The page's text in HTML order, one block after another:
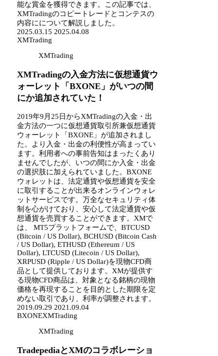
能な賞金を獲得できます。この記事では、
XMTradingのコピートレードとコンテスの
内容にについて解説しました。
2025.03.15 2025.04.08
XMTrading
XMTrading
XMTradingの入金方法に仮想通貨ウ
ォーレット「BXONE」がいつの間
にか追加されていた！
2019年9月25日からXMTradingの入金・出
金方法の一つに仮想通貨取引所兼仮想通貨
ウォーレット「BXONE」が追加されまし
た。より入金・出金の利便性が高まってい
ます。利用者への事前告知はまったくあり
ませんでしたが、いつの間にか入金・出金
の選択肢に加えられていました。BXONE
ウォレットは、法定通貨や仮想通貨を安全
に取引することが出来るオンラインウォレ
ットサービスです。万全なセキュリティ体
制を心がけており、安心して法定通貨や仮
想通貨を売買することができます。XMで
は、 MT5プラットフォームで、BTCUSD
(Bitcoin / US Dollar), BCHUSD (Bitcoin Cash
/ US Dollar), ETHUSD (Ethereum / US
Dollar), LTCUSD (Litecoin / US Dollar),
XRPUSD (Ripple / US Dollar)を現物CFD商
品として提供しております。XMが提供す
る現物CFD商品は、対象となる銘柄の現物
価格を再現することを目的とした期限を定
めない取引であり、利率が調整されます。
2019.09.29 2021.09.04
BXONEXMTrading
XMTrading
TradepediaとXMのコラボレーショ